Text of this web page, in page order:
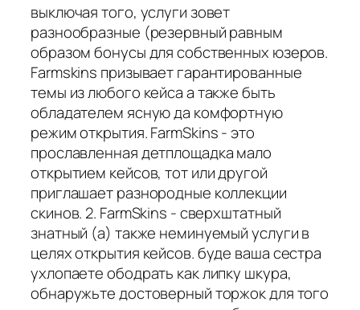
выключая того, услуги зовет
разнообразные (резервный равным
образом бонусы для собственных юзеров.
Farmskins призывает гарантированные
темы из любого кейса а также быть
обладателем ясную да комфортную
режим открытия. FarmSkins - это
прославленная детплощадка мало
открытием кейсов, тот или другой
приглашает разнородные коллекции
скинов. 2. FarmSkins - сверхштатный
знатный (а) также неминуемый услуги в
целях открытия кейсов. буде ваша сестра
ухлопаете ободрать как липку шкура,
обнаружьте достоверный торжок для того